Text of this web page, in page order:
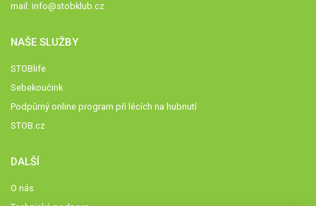
mail: info@stobklub.cz
NAŠE SLUŽBY
STOBlife
Sebekoučink
Podpůrný online program při lécích na hubnutí
STOB.cz
DALŠÍ
O nás